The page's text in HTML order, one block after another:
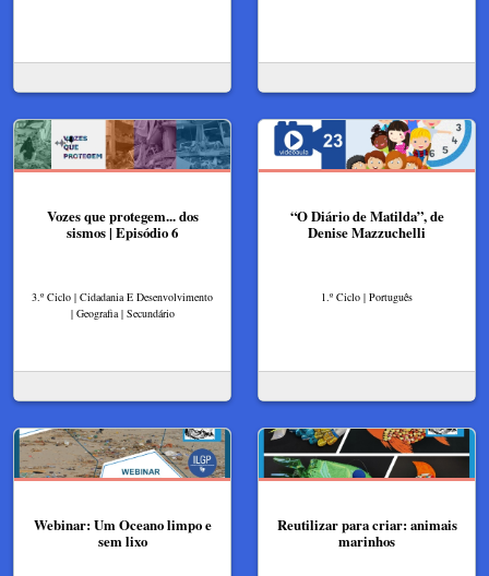
Vozes que protegem... dos
sismos | Episódio 6
3.º Ciclo | Cidadania E Desenvolvimento
| Geografia | Secundário
“O Diário de Matilda”, de
Denise Mazzuchelli
1.º Ciclo | Português
Webinar: Um Oceano limpo e
sem lixo
Reutilizar para criar: animais
marinhos